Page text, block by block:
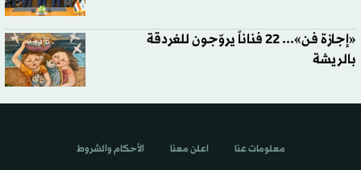
«إجازة فن»... 22 فناناً يروّجون للغردقة
بالريشة
معلومات عنا اعلن معنا الأحكام والشروط